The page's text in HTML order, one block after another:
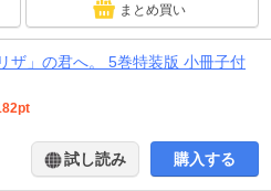
まとめ買い
ザ」の君へ。 5巻特装版 小冊子付
試し読み 購入する